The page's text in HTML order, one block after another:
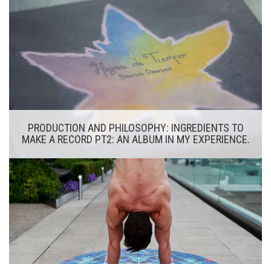
PRODUCTION AND PHILOSOPHY: INGREDIENTS TO
MAKE A RECORD PT2: AN ALBUM IN MY EXPERIENCE.